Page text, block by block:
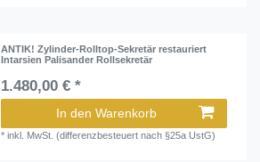
ANTIK! Zylinder-Rolltop-Sekretär restauriert
Intarsien Palisander Rollsekretär
1.480,00 € *
In den Warenkorb
*inkl. MwSt. (differenzbesteuert nach §25a UstG)